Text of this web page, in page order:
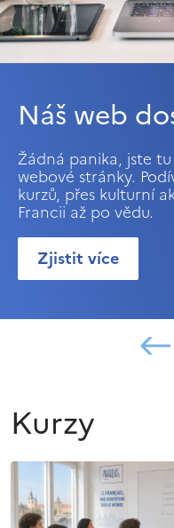
Náš web
Žádná panika, jste
webové stránky.
kurzů, přes kulturní
Francii až po vědu.
Zjistit více
Kurzy